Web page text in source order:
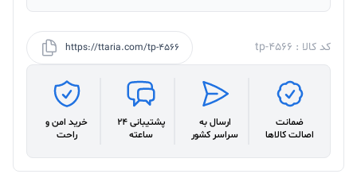
کد کالا : tp-4566 https://ttaria.com/tp-4566
ضمانت
اصالت کالاها
ارسال به
سراسر کشور
پشتیبانی 24
ساعته
خرید امن و
راحت